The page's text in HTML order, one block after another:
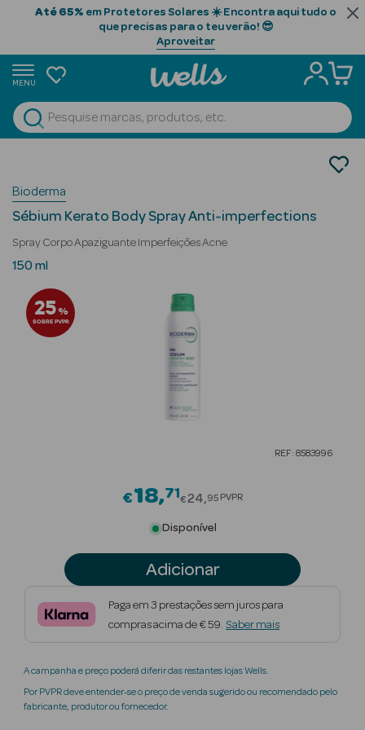
Até 65% em Protetores Solares ☀️ Encontra aqui tudo o
que precisas para o teu verão! 😎
Aproveitar
MENU
Ver Tudo
Beauty Season
Cabelo
Beauty Season
Beauty Season
Cosmética
Beauty Season
Nutricosmética
Perfumes
Beauty Season
Acne
Bioderma
Sébium Kerato Body Spray Anti-imperfections
Spray Corpo Apaziguante Imperfeições Acne
150 ml
25%
SOBRE PVPR
REF: 8583996
€18 71Price reduced from
€24 95 PVPR
Disponível
Adicionar
Paga em 3 prestações sem juros para
compras acima de € 59. Saber mais
A campanha e preço poderá diferir das restantes lojas Wells.
Por PVPR deve entender-se o preço de venda sugerido ou recomendado pelo
fabricante, produtor ou fornecedor.